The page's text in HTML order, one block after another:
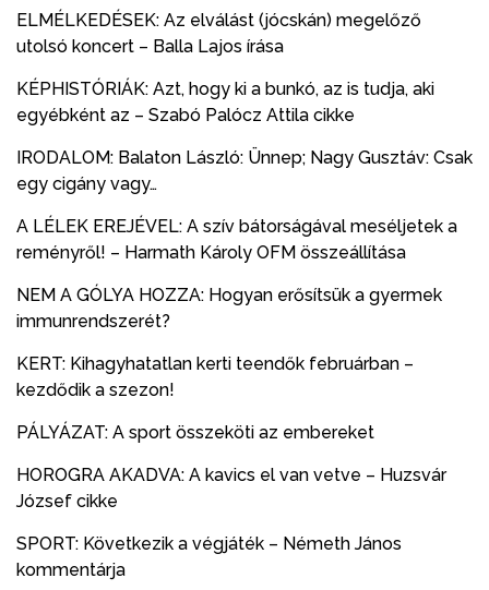
ELMÉLKEDÉSEK: Az elválást (jócskán) megelőző
utolsó koncert – Balla Lajos írása
KÉPHISTÓRIÁK: Azt, hogy ki a bunkó, az is tudja, aki
egyébként az – Szabó Palócz Attila cikke
IRODALOM: Balaton László: Ünnep; Nagy Gusztáv: Csak
egy cigány vagy…
A LÉLEK EREJÉVEL: A szív bátorságával meséljetek a
reményről! – Harmath Károly OFM összeállítása
NEM A GÓLYA HOZZA: Hogyan erősítsük a gyermek
immunrendszerét?
KERT: Kihagyhatatlan kerti teendők februárban –
kezdődik a szezon!
PÁLYÁZAT: A sport összeköti az embereket
HOROGRA AKADVA: A kavics el van vetve – Huzsvár
József cikke
SPORT: Következik a végjáték – Németh János
kommentárja